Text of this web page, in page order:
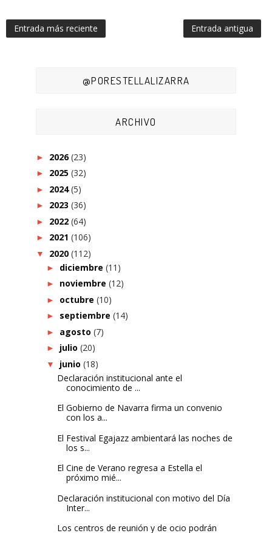
Entrada más reciente Entrada antigua
@PORESTELLALIZARRA
ARCHIVO
► 2026(23)
► 2025 (32)
► 2024(5)
► 2023 (36)
► 2022 (64)
► 2021 (106)
▼ 2020 (112)
► diciembre (11)
► noviembre (12)
► octubre (10)
► septiembre (14)
► agosto (7)
► julio (20)
▼ junio (18)
Declaración institucional ante el
conocimiento de ...
El Gobierno de Navarra firma un convenio
con los a...
El Festival Egajazz ambientará las noches de
los s...
El Cine de Verano regresa a Estella el
próximo mié...
Declaración institucional con motivo del Día
Inter...
Los centros de reunión y de ocio podrán